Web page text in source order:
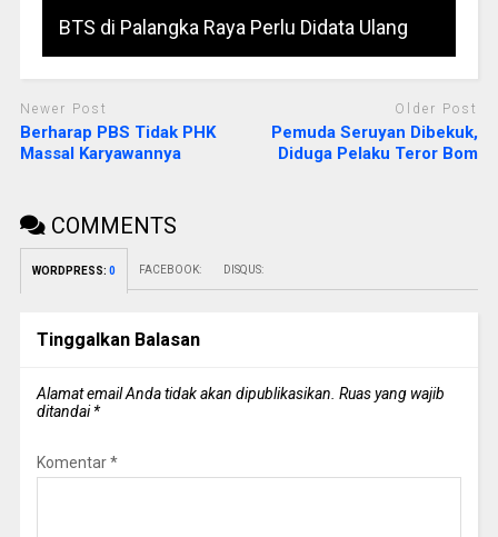
BTS di Palangka Raya Perlu Didata Ulang
Newer Post
Berharap PBS Tidak PHK
Massal Karyawannya
Older Post
Pemuda Seruyan Dibekuk,
Diduga Pelaku Teror Bom
COMMENTS
WORDPRESS: 0 FACEBOOK: DISQUS:
Tinggalkan Balasan
Alamat email Anda tidak akan dipublikasikan. Ruas yang wajib
ditandai*
Komentar*